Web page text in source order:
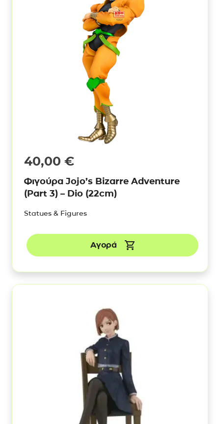
40,00 €
Φιγούρα Jojo’s Bizarre Adventure
(Part 3) – Dio (22cm)
Statues & Figures
Αγορά